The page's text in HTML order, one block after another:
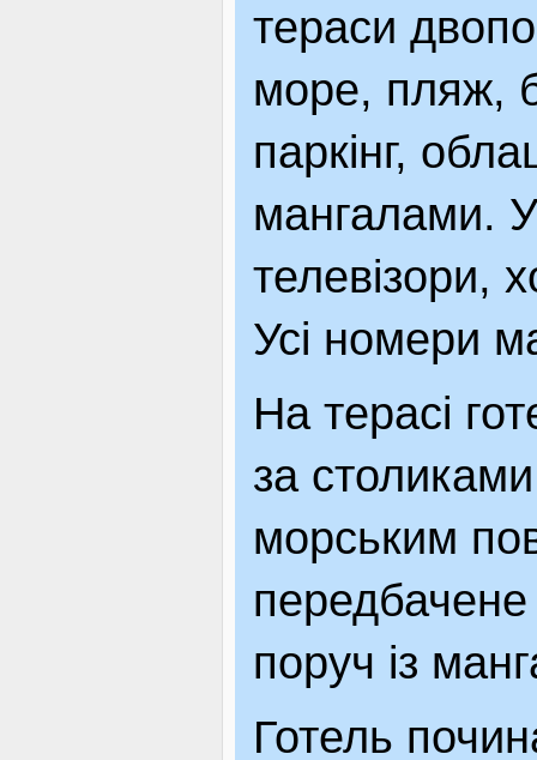
тераси
море, пляж,
паркінг,
мангалами. У
телевізори,
Усі номери
На терасі
за
морським
поруч із
Готель